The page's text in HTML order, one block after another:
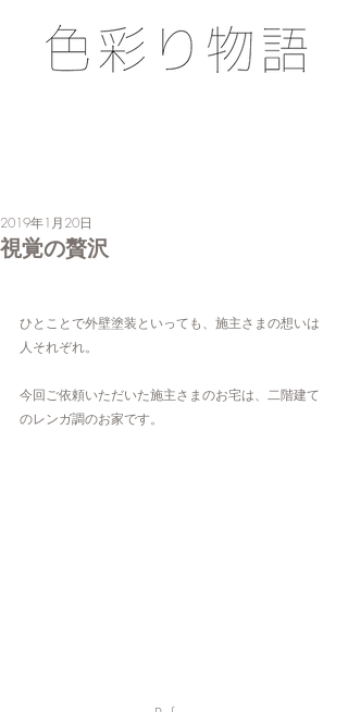
視覚の贅沢
2019年1月20日
ひとことで外壁塗装といっても、施主さまの想いは
人それぞれ。
今回ご依頼いただいた施主さまのお宅は、二階建て
のレンガ調のお家です。